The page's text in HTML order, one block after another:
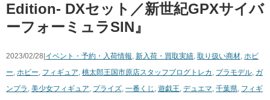
Edition- ​DXセット／新世紀GPXサイバ
ーフォーミュラSIN』
2023/02/28| イベント・予約・入荷情報, 新入荷・買取実績, 取り扱い商材, ホビ
ー, ホビー, フィギュア, 桃太郎王国市原店スタッフブログ トレカ , プラモデル, ガ
ンプラ , 美少女フィギュア, プライズ, 一番くじ , 遊戯王, デュエマ, 千葉県, フィギ